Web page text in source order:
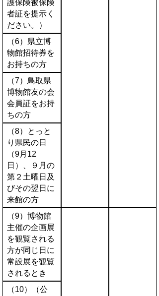
護保険被保険
者証を提示く
ださい。）
（6）県立博
物館招待券を
お持ちの方
（7）鳥取県
博物館友の会
会員証をお持
ちの方
（8）とっと
り県民の日
（9月12
日）、９月の
第２土曜日及
びその翌日に
来館の方
（9）博物館
主催の企画展
を観覧される
方が同じ日に
常設展を観覧
されるとき
（10）（公